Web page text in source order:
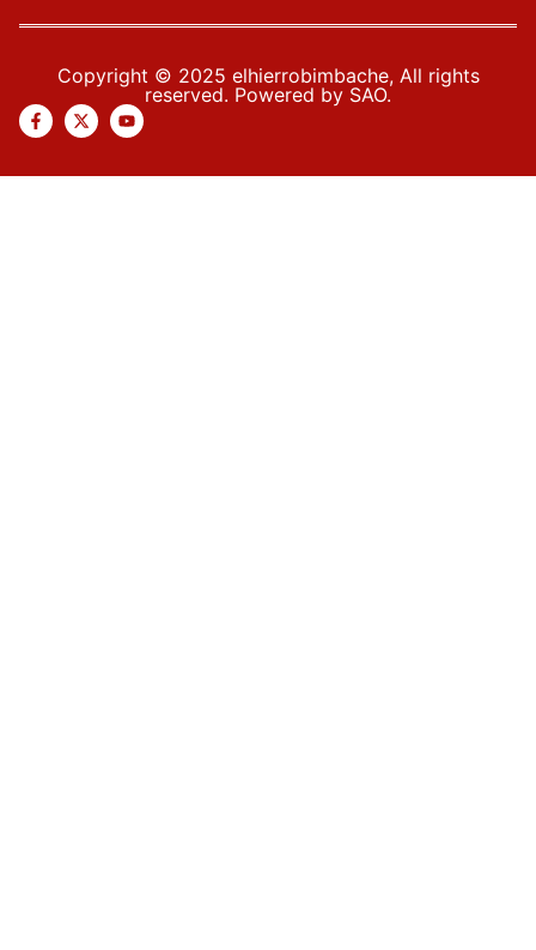
Copyright © 2025 elhierrobimbache, All rights
reserved. Powered by SAO.